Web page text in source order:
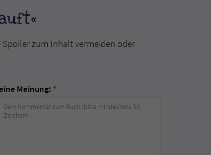
zum Inhalt vermeiden oder
Meinung: *